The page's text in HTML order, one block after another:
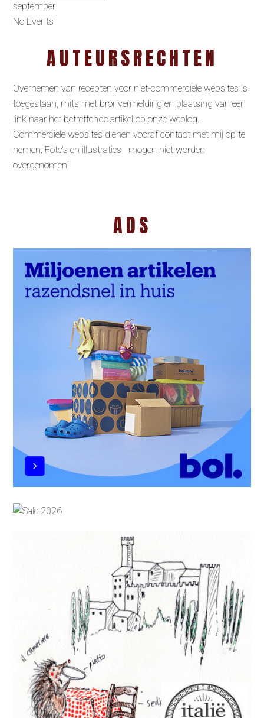
september
No Events
AUTEURSRECHTEN
Overnemen van recepten voor niet-commerciële websites is
toegestaan, mits met bronvermelding en plaatsing van een
link naar het betreffende artikel op onze weblog.
Commerciële websites dienen vooraf contact met mij op te
nemen. Foto’s en illustraties mogen niet worden
overgenomen!
ADS